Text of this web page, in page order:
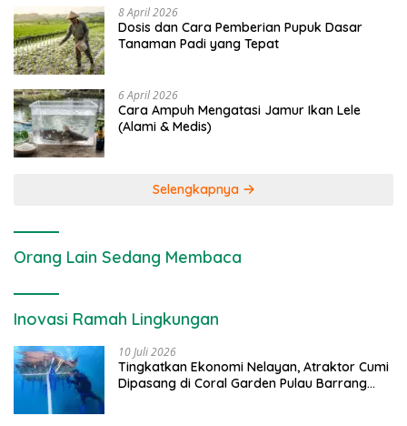
8 April 2026
Dosis dan Cara Pemberian Pupuk Dasar
Tanaman Padi yang Tepat
6 April 2026
Cara Ampuh Mengatasi Jamur Ikan Lele
(Alami & Medis)
Selengkapnya
Orang Lain Sedang Membaca
Inovasi Ramah Lingkungan
10 Juli 2026
Tingkatkan Ekonomi Nelayan, Atraktor Cumi
Dipasang di Coral Garden Pulau Barrang